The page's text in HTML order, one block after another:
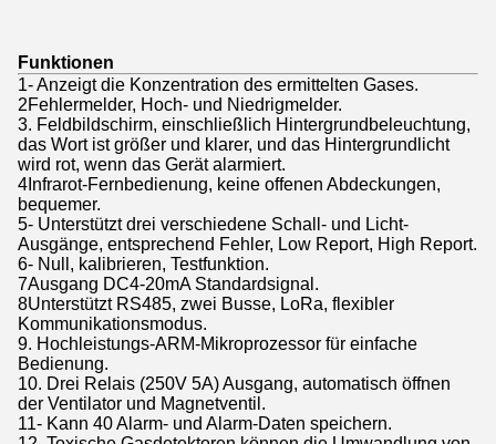
Funktionen
1- Anzeigt die Konzentration des ermittelten Gases.
2Fehlermelder, Hoch- und Niedrigmelder.
3. Feldbildschirm, einschließlich Hintergrundbeleuchtung,
das Wort ist größer und klarer, und das Hintergrundlicht
wird rot, wenn das Gerät alarmiert.
4Infrarot-Fernbedienung, keine offenen Abdeckungen,
bequemer.
5- Unterstützt drei verschiedene Schall- und Licht-
Ausgänge, entsprechend Fehler, Low Report, High Report.
6- Null, kalibrieren, Testfunktion.
7Ausgang DC4-20mA Standardsignal.
8Unterstützt RS485, zwei Busse, LoRa, flexibler
Kommunikationsmodus.
9. Hochleistungs-ARM-Mikroprozessor für einfache
Bedienung.
10. Drei Relais (250V 5A) Ausgang, automatisch öffnen
der Ventilator und Magnetventil.
11- Kann 40 Alarm- und Alarm-Daten speichern.